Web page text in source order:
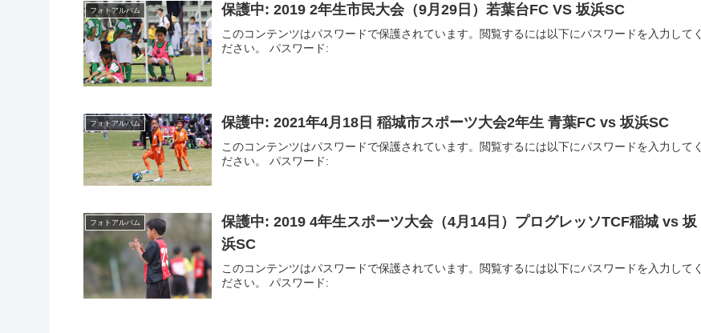
フォトアルバム 保護中: 2019 2年生市民大会（9月29日）若葉台FC VS 坂浜SC
このコンテンツはパスワードで保護されています。閲覧するには以下にパスワードを入力してく
ださい。 パスワード:
フォトアルバム 保護中: 2021年4月18日 稲城市スポーツ大会2年生 青葉FC vs 坂浜SC
このコンテンツはパスワードで保護されています。閲覧するには以下にパスワードを入力してく
ださい。 パスワード:
フォトアルバム
保護中: 2019 4年生スポーツ大会（4月14日）プログレッソTCF稲城 vs 坂
浜SC
このコンテンツはパスワードで保護されています。閲覧するには以下にパスワードを入力してく
ださい。 パスワード: